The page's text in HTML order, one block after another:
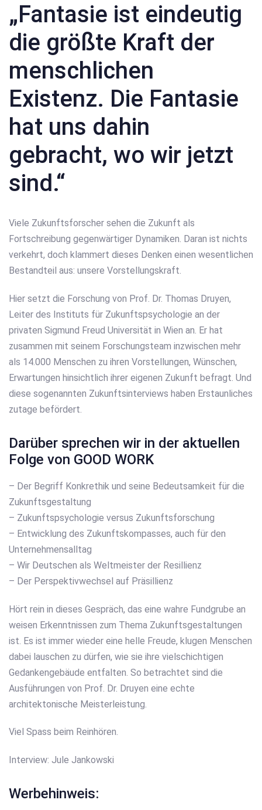
„Fantasie ist eindeutig
die größte Kraft der
menschlichen
Existenz. Die Fantasie
hat uns dahin
gebracht, wo wir jetzt
sind.“
Viele Zukunftsforscher sehen die Zukunft als
Fortschreibung gegenwärtiger Dynamiken. Daran ist nichts
verkehrt, doch klammert dieses Denken einen wesentlichen
Bestandteil aus: unsere Vorstellungskraft.
Hier setzt die Forschung von Prof. Dr. Thomas Druyen,
Leiter des Instituts für Zukunftspsychologie an der
privaten Sigmund Freud Universität in Wien an. Er hat
zusammen mit seinem Forschungsteam inzwischen mehr
als 14.000 Menschen zu ihren Vorstellungen, Wünschen,
Erwartungen hinsichtlich ihrer eigenen Zukunft befragt. Und
diese sogenannten Zukunftsinterviews haben Erstaunliches
zutage befördert.
Darüber sprechen wir in der aktuellen
Folge von GOOD WORK
– Der Begriff Konkrethik und seine Bedeutsamkeit für die
Zukunftsgestaltung
– Zukunftspsychologie versus Zukunftsforschung
– Entwicklung des Zukunftskompasses, auch für den
Unternehmensalltag
– Wir Deutschen als Weltmeister der Resillienz
– Der Perspektivwechsel auf Präsillienz
Hört rein in dieses Gespräch, das eine wahre Fundgrube an
weisen Erkenntnissen zum Thema Zukunftsgestaltungen
ist. Es ist immer wieder eine helle Freude, klugen Menschen
dabei lauschen zu dürfen, wie sie ihre vielschichtigen
Gedankengebäude entfalten. So betrachtet sind die
Ausführungen von Prof. Dr. Druyen eine echte
architektonische Meisterleistung.
Viel Spass beim Reinhören.
Interview: Jule Jankowski
Werbehinweis: